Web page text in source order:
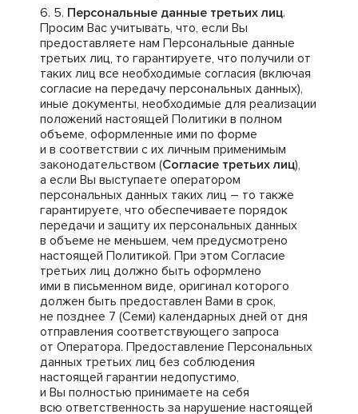
Персональные данные третьих лиц.
Просим Вас учитывать, что, если Вы
предоставляете нам Персональные данные
третьих лиц, то гарантируете, что получили от
таких лиц все необходимые согласия (включая
согласие на передачу персональных данных),
иные документы, необходимые для реализации
положений настоящей Политики в полном
объеме, оформленные ими по форме
и в соответствии с их личным применимым
законодательством (Согласие третьих лиц),
а если Вы выступаете оператором
персональных данных таких лиц – то также
гарантируете, что обеспечиваете порядок
передачи и защиту их персональных данных
в объеме не меньшем, чем предусмотрено
настоящей Политикой. При этом Согласие
третьих лиц должно быть оформлено
ими в письменном виде, оригинал которого
должен быть предоставлен Вами в срок,
не позднее 7 (Семи) календарных дней от дня
отправления соответствующего запроса
от Оператора. Предоставление Персональных
данных третьих лиц без соблюдения
настоящей гарантии недопустимо,
и Вы полностью принимаете на себя
всю ответственность за нарушение настоящей